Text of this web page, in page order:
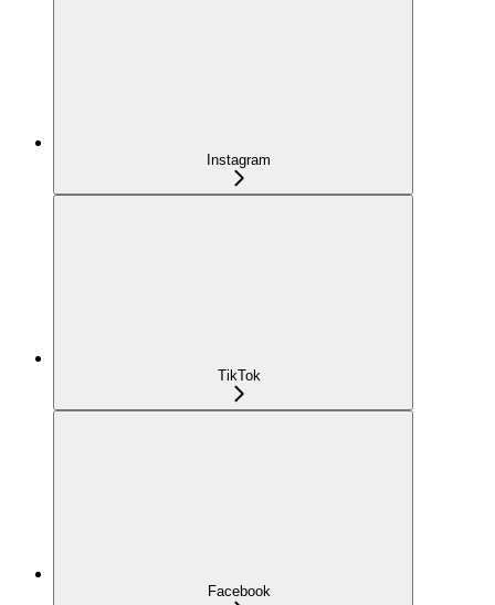
Instagram
TikTok
Facebook